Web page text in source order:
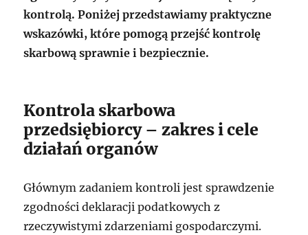
kontrolą. Poniżej przedstawiamy praktyczne
wskazówki, które pomogą przejść kontrolę
skarbową sprawnie i bezpiecznie.
Kontrola skarbowa
przedsiębiorcy – zakres i cele
działań organów
Głównym zadaniem kontroli jest sprawdzenie
zgodności deklaracji podatkowych z
rzeczywistymi zdarzeniami gospodarczymi.